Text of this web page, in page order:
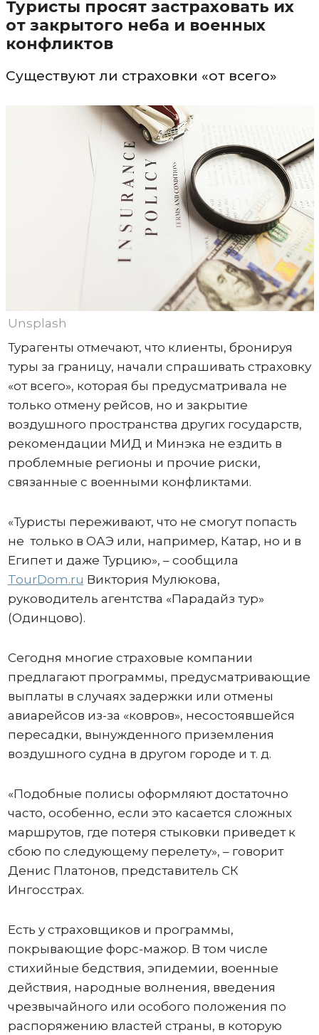
Туристы просят застраховать их
от закрытого неба и военных
конфликтов
Существуют ли страховки «от всего»
Unsplash
Турагенты отмечают, что клиенты, бронируя
туры за границу, начали спрашивать страховку
«от всего», которая бы предусматривала не
только отмену рейсов, но и закрытие
воздушного пространства других государств,
рекомендации МИД и Минэка не ездить в
проблемные регионы и прочие риски,
связанные с военными конфликтами.
«Туристы переживают, что не смогут попасть
не только в ОАЭ или, например, Катар, но и в
Египет и даже Турцию», – сообщила
TourDom.ru Виктория Мулюкова,
руководитель агентства «Парадайз тур»
(Одинцово).
Сегодня многие страховые компании
предлагают программы, предусматривающие
выплаты в случаях задержки или отмены
авиарейсов из-за «ковров», несостоявшейся
пересадки, вынужденного приземления
воздушного судна в другом городе и т. д.
«Подобные полисы оформляют достаточно
часто, особенно, если это касается сложных
маршрутов, где потеря стыковки приведет к
сбою по следующему перелету», – говорит
Денис Платонов, представитель СК
Ингосстрах.
Есть у страховщиков и программы,
покрывающие форс-мажор. В том числе
стихийные бедствия, эпидемии, военные
действия, народные волнения, введения
чрезвычайного или особого положения по
распоряжению властей страны, в которую